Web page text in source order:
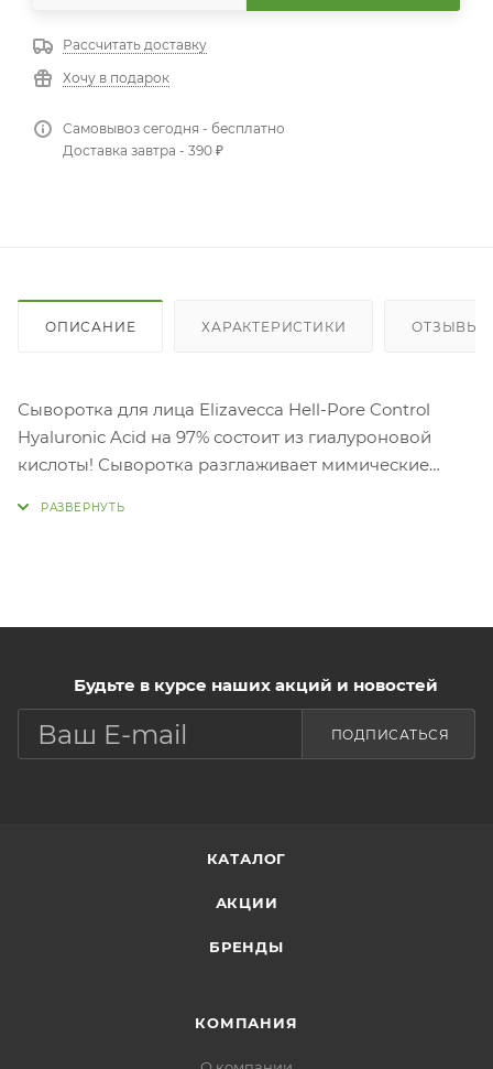
Рассчитать доставку
Хочу в подарок
Самовывоз сегодня - бесплатно
Доставка завтра - 390 ₽
ОПИСАНИЕ ХАРАКТЕРИСТИКИ ОТЗЫВЫ
Сыворотка для лица Elizavecca Hell-Pore Control
Hyaluronic Acid на 97% состоит из гиалуроновой
кислоты! Сыворотка разглаживает мимические
применения: наносите сыворотку на чистую кожу
так и "под крем". Подходит для ежедневного
применения.
Будьте в курсе наших акций и новостей
ПОДПИСАТЬСЯ
КАТАЛОГ
АКЦИИ
БРЕНДЫ
КОМПАНИЯ